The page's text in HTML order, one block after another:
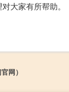
大家有所帮助。
网）